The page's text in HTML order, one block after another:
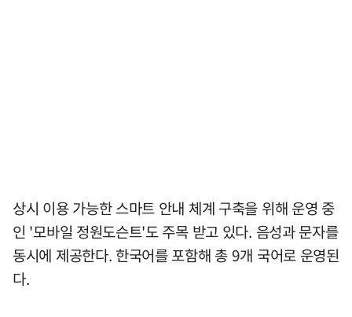
상시 이용 가능한 스마트 안내 체계 구축을 위해 운영 중
인 '모바일 정원도슨트'도 주목 받고 있다. 음성과 문자를
동시에 제공한다. 한국어를 포함해 총 9개 국어로 운영된
다.